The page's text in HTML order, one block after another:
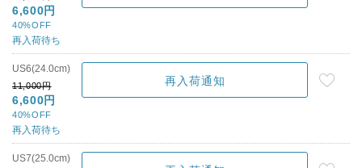
6,600円
40%OFF
再入荷待ち
US6(24.0cm)
11,000円
6,600円
40%OFF
再入荷待ち
再入荷通知
US7(25.0cm)